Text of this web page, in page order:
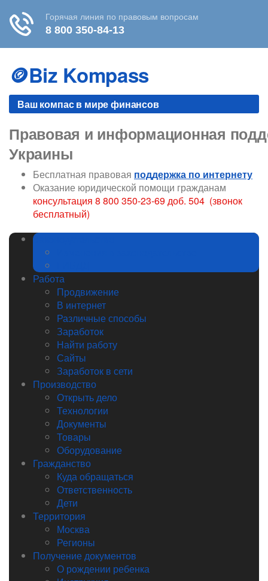
content
🪙Biz Kompass
Ваш компас в мире финансов
Правовая и информационная
Украины
Бесплатная правовая поддержка по интернету
Оказание юридической помощи гражданам
консультация 8 800 350-23-69 доб. 504 (звонок
бесплатный)
Законодательство
Работа
Продвижение
В интернет
Различные способы
Заработок
Найти работу
Сайты
Заработок в сети
Производство
Открыть дело
Технологии
Документы
Товары
Оборудование
Гражданство
Куда обращаться
Ответственность
Дети
Территория
Москва
Регионы
Получение документов
О рождении ребенка